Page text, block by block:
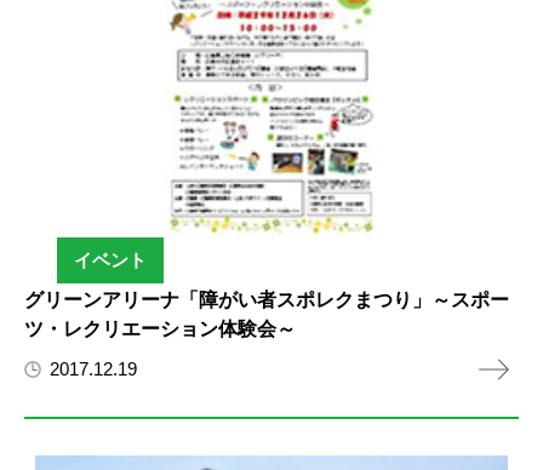
イベント
グリーンアリーナ「障がい者スポレクまつり」～スポー
ツ・レクリエーション体験会～
2017.12.19